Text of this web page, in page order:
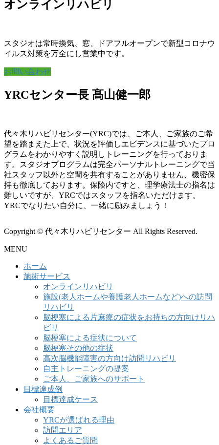
オンラインリハビリ
スタジオは常時換気、窓、ドアフルオープンで新型コロナウ
イルス対策を万全にし営業中です。
お問い合わせ
YRCセンター長 髙山健一郎
代々木リハビリセンター(YRC)では、ご本人、ご家族のご希
望を踏まえた上で、状況を評価しエビデンスに基づいたプロ
グラムをわかりやすく説明しトレーニングを行っておりま
す。スタジオプログラムは完全パーソナルトレーニングで当
社スタッフ以外と空間を共有することがありません、機密保
持も徹底しております。保険内ですと、理学療法士の指名は
難しいですが、YRCではスタッフを指名いただけます。
YRCでなりたい自分に、一緒に励みましょう！
Copyright © 代々木リハビリセンター All Rights Reserved.
MENU
ホーム
施術サービス
オンラインリハビリ
施設(老人ホームや養護老人ホームなど)への訪問
リハビリ
脳梗塞による片麻痺の症状をお持ちの方向けリハ
ビリ
脳梗塞による症状について
脳梗塞その他の症状
高次脳機能障害の方向け訪問リハビリ
自主トレーニングの提案
ご本人、ご家族へのサポート
目標達成例
目標達成ケース
会社概要
YRCが選ばれる理由
訪問エリア
よくあるご質問